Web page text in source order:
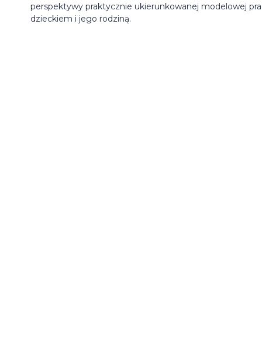
perspektywy praktycznie ukierunkowanej modelowej
dzieckiem i jego rodziną.